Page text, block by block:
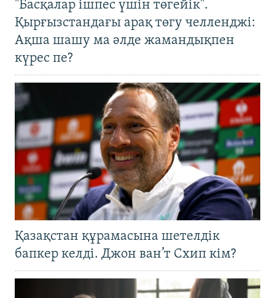
"Басқалар ішпес үшін төгейік".
Қырғызстандағы арақ төгу челленджі:
Ақша шашу ма әлде жамандықпен
күрес пе?
Қазақстан құрамасына шетелдік
бапкер келді. Джон ван’т Схип кім?